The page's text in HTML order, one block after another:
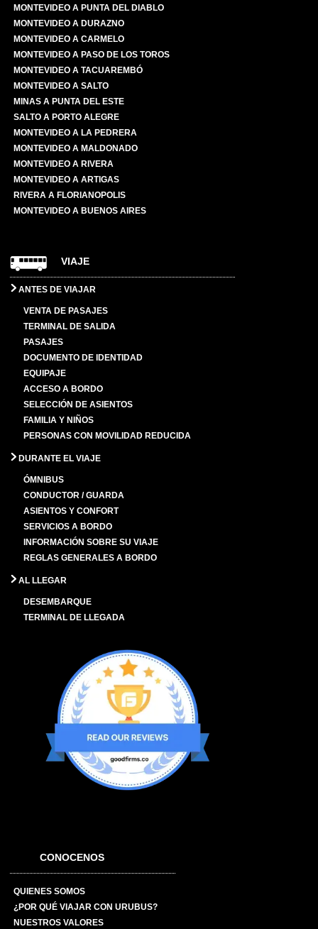
MONTEVIDEO A PUNTA DEL DIABLO
MONTEVIDEO A DURAZNO
MONTEVIDEO A CARMELO
MONTEVIDEO A PASO DE LOS TOROS
MONTEVIDEO A TACUAREMBÓ
MONTEVIDEO A SALTO
MINAS A PUNTA DEL ESTE
SALTO A PORTO ALEGRE
MONTEVIDEO A LA PEDRERA
MONTEVIDEO A MALDONADO
MONTEVIDEO A RIVERA
MONTEVIDEO A ARTIGAS
RIVERA A FLORIANOPOLIS
MONTEVIDEO A BUENOS AIRES
VIAJE
ANTES DE VIAJAR
VENTA DE PASAJES
TERMINAL DE SALIDA
PASAJES
DOCUMENTO DE IDENTIDAD
EQUIPAJE
ACCESO A BORDO
SELECCIÓN DE ASIENTOS
FAMILIA Y NIÑOS
PERSONAS CON MOVILIDAD REDUCIDA
DURANTE EL VIAJE
ÓMNIBUS
CONDUCTOR / GUARDA
ASIENTOS Y CONFORT
SERVICIOS A BORDO
INFORMACIÓN SOBRE SU VIAJE
REGLAS GENERALES A BORDO
AL LLEGAR
DESEMBARQUE
TERMINAL DE LLEGADA
CONOCENOS
QUIENES SOMOS
¿POR QUÉ VIAJAR CON URUBUS?
NUESTROS VALORES